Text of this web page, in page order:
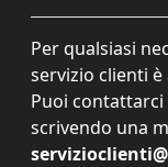
Per qualsiasi
servizio clienti
Puoi
scrivendo una